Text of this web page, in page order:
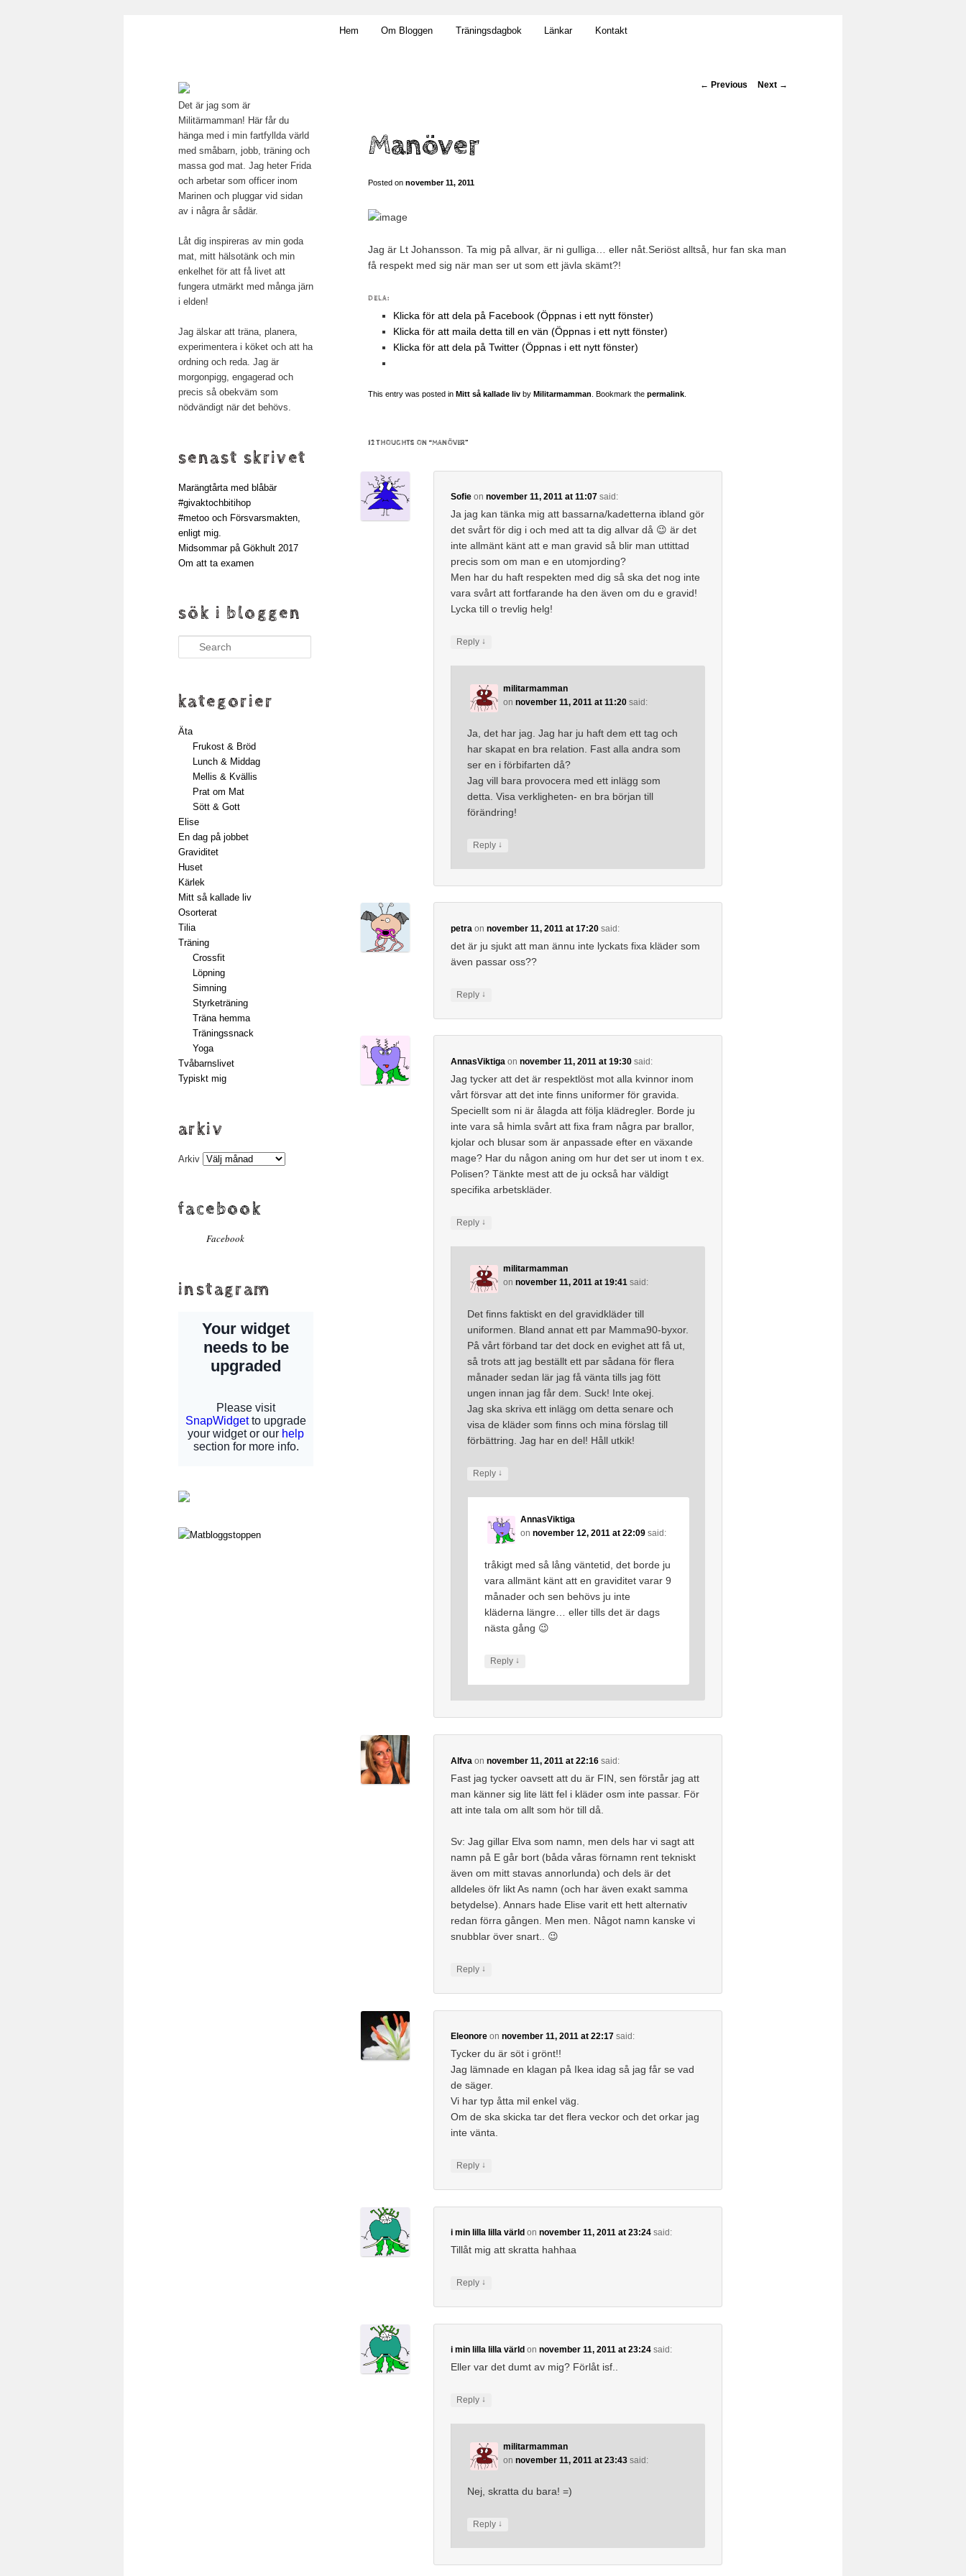
Mamma, militär och märkbart obekväm
Hem Om Bloggen Träningsdagbok Länkar Kontakt
Post navigation
← Previous Next →
Manöver
Posted on november 11, 2011
Jag är Lt Johansson. Ta mig på allvar, är ni gulliga… eller nåt.Seriöst alltså, hur fan ska man
få respekt med sig när man ser ut som ett jävla skämt?!
DELA:
Klicka för att dela på Facebook (Öppnas i ett nytt fönster)
Klicka för att maila detta till en vän (Öppnas i ett nytt fönster)
Klicka för att dela på Twitter (Öppnas i ett nytt fönster)
This entry was posted in Mitt så kallade liv by Militarmamman . Bookmark the permalink
12 THOUGHTS ON “MANÖVER”
Sofieon november 11, 2011 at 11:07 said:
Ja jag kan tänka mig att bassarna/kadetterna ibland gör
det svårt för dig i och med att ta dig allvar då 😉 är det
inte allmänt känt att e man gravid så blir man uttittad
precis som om man e en utomjording?
Men har du haft respekten med dig så ska det nog inte
vara svårt att fortfarande ha den även om du e gravid!
Lycka till o trevlig helg!
Reply ↓
militarmamman
onnovember 11, 2011 at 11:20 said:
Ja, det har jag. Jag har ju haft dem ett tag och
har skapat en bra relation. Fast alla andra som
ser en i förbifarten då?
Jag vill bara provocera med ett inlägg som
detta. Visa verkligheten- en bra början till
förändring!
Reply ↓
petraon november 11, 2011 at 17:20 said:
det är ju sjukt att man ännu inte lyckats fixa kläder som
även passar oss??
Reply ↓
AnnasViktigaon november 11, 2011 at 19:30 said:
Jag tycker att det är respektlöst mot alla kvinnor inom
vårt försvar att det inte finns uniformer för gravida.
Speciellt som ni är ålagda att följa klädregler. Borde ju
inte vara så himla svårt att fixa fram några par brallor,
kjolar och blusar som är anpassade efter en växande
mage? Har du någon aning om hur det ser ut inom t ex.
Polisen? Tänkte mest att de ju också har väldigt
specifika arbetskläder.
Reply ↓
militarmamman
onnovember 11, 2011 at 19:41 said:
Det finns faktiskt en del gravidkläder till
uniformen. Bland annat ett par Mamma90-byxor.
På vårt förband tar det dock en evighet att få ut,
så trots att jag beställt ett par sådana för flera
månader sedan lär jag få vänta tills jag fött
ungen innan jag får dem. Suck! Inte okej.
Jag ska skriva ett inlägg om detta senare och
visa de kläder som finns och mina förslag till
förbättring. Jag har en del! Håll utkik!
Reply ↓
AnnasViktiga
onnovember 12, 2011 at 22:09 said:
tråkigt med så lång väntetid, det borde ju
vara allmänt känt att en graviditet varar 9
månader och sen behövs ju inte
kläderna längre… eller tills det är dags
nästa gång 😉
Reply ↓
Alfva on november 11, 2011 at 22:16 said:
Fast jag tycker oavsett att du är FIN, sen förstår jag att
man känner sig lite lätt fel i kläder osm inte passar. För
att inte tala om allt som hör till då.
Sv: Jag gillar Elva som namn, men dels har vi sagt att
namn på E går bort (båda våras förnamn rent tekniskt
även om mitt stavas annorlunda) och dels är det
alldeles öfr likt As namn (och har även exakt samma
betydelse). Annars hade Elise varit ett hett alternativ
redan förra gången. Men men. Något namn kanske vi
snubblar över snart.. 😉
Reply ↓
Eleonoreon november 11, 2011 at 22:17 said:
Tycker du är söt i grönt!!
Jag lämnade en klagan på Ikea idag så jag får se vad
de säger.
Vi har typ åtta mil enkel väg.
Om de ska skicka tar det flera veckor och det orkar jag
inte vänta.
Reply ↓
i min lilla lilla värld on november 11, 2011 at 23:24 said:
Tillåt mig att skratta hahhaa
Reply ↓
i min lilla lilla värld on november 11, 2011 at 23:24 said:
Eller var det dumt av mig? Förlåt isf..
Reply ↓
militarmamman
onnovember 11, 2011 at 23:43 said:
Nej, skratta du bara! =)
Reply ↓
Det är jag som är
Militärmamman! Här får du
hänga med i min fartfyllda värld
med småbarn, jobb, träning och
massa god mat. Jag heter Frida
och arbetar som officer inom
Marinen och pluggar vid sidan
av i några år sådär.
Låt dig inspireras av min goda
mat, mitt hälsotänk och min
enkelhet för att få livet att
fungera utmärkt med många järn
i elden!
Jag älskar att träna, planera,
experimentera i köket och att ha
ordning och reda. Jag är
morgonpigg, engagerad och
precis så obekväm som
nödvändigt när det behövs.
senast skrivet
Marängtårta med blåbär
#givaktochbitihop
#metoo och Försvarsmakten,
enligt mig.
Midsommar på Gökhult 2017
Om att ta examen
sök i bloggen
Search
kategorier
Äta
Frukost & Bröd
Lunch & Middag
Mellis & Kvällis
Prat om Mat
Sött & Gott
Elise
En dag på jobbet
Graviditet
Huset
Kärlek
Mitt så kallade liv
Osorterat
Tilia
Träning
Crossfit
Löpning
Simning
Styrketräning
Träna hemma
Träningssnack
Yoga
Tvåbarnslivet
Typiskt mig
arkiv
Arkiv
facebook
Facebook
instagram